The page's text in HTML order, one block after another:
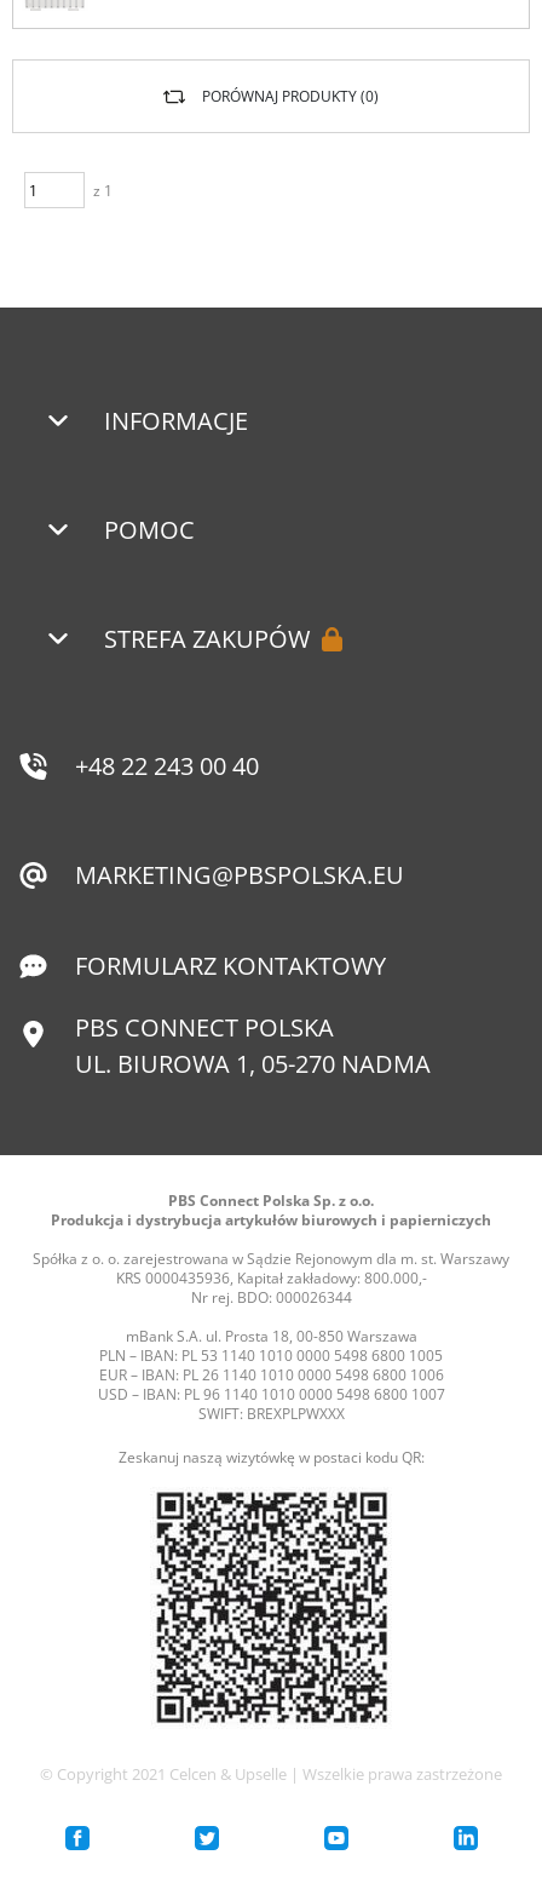
z 1
PORÓWNAJ PRODUKTY (0)
INFORMACJE
POMOC
STREFA ZAKUPÓW
+48 22 243 00 40
MARKETING@PBSPOLSKA.EU
FORMULARZ KONTAKTOWY
PBS CONNECT POLSKA
UL. BIUROWA 1, 05-270 NADMA
PBS Connect Polska Sp. z o.o.
Produkcja i dystrybucja artykułów biurowych i papierniczych
Spółka z o. o. zarejestrowana w Sądzie Rejonowym dla m. st. Warszawy
KRS 0000435936, Kapitał zakładowy: 800.000,-
Nr rej. BDO: 000026344
mBank S.A. ul. Prosta 18, 00-850 Warszawa
PLN – IBAN: PL 53 1140 1010 0000 5498 6800 1005
EUR – IBAN: PL 26 1140 1010 0000 5498 6800 1006
USD – IBAN: PL 96 1140 1010 0000 5498 6800 1007
SWIFT: BREXPLPWXXX
Zeskanuj naszą wizytówkę w postaci kodu QR:
© Copyright 2021 Celcen & Upselle | Wszelkie prawa zastrzeżone